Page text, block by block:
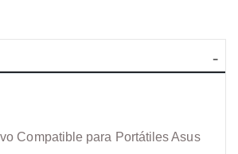
Compatible para Portátiles Asus